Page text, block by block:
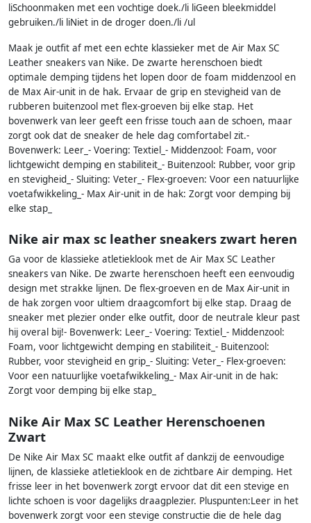
liSchoonmaken met een vochtige doek./li liGeen bleekmiddel
gebruiken./li liNiet in de droger doen./li /ul
Maak je outfit af met een echte klassieker met de Air Max SC
Leather sneakers van Nike. De zwarte herenschoen biedt
optimale demping tijdens het lopen door de foam middenzool en
de Max Air-unit in de hak. Ervaar de grip en stevigheid van de
rubberen buitenzool met flex-groeven bij elke stap. Het
bovenwerk van leer geeft een frisse touch aan de schoen, maar
zorgt ook dat de sneaker de hele dag comfortabel zit.-
Bovenwerk: Leer_- Voering: Textiel_- Middenzool: Foam, voor
lichtgewicht demping en stabiliteit_- Buitenzool: Rubber, voor grip
en stevigheid_- Sluiting: Veter_- Flex-groeven: Voor een natuurlijke
voetafwikkeling_- Max Air-unit in de hak: Zorgt voor demping bij
elke stap_
Nike air max sc leather sneakers zwart heren
Ga voor de klassieke atletieklook met de Air Max SC Leather
sneakers van Nike. De zwarte herenschoen heeft een eenvoudig
design met strakke lijnen. De flex-groeven en de Max Air-unit in
de hak zorgen voor ultiem draagcomfort bij elke stap. Draag de
sneaker met plezier onder elke outfit, door de neutrale kleur past
hij overal bij!- Bovenwerk: Leer_- Voering: Textiel_- Middenzool:
Foam, voor lichtgewicht demping en stabiliteit_- Buitenzool:
Rubber, voor stevigheid en grip_- Sluiting: Veter_- Flex-groeven:
Voor een natuurlijke voetafwikkeling_- Max Air-unit in de hak:
Zorgt voor demping bij elke stap_
Nike Air Max SC Leather Herenschoenen
Zwart
De Nike Air Max SC maakt elke outfit af dankzij de eenvoudige
lijnen, de klassieke atletieklook en de zichtbare Air demping. Het
frisse leer in het bovenwerk zorgt ervoor dat dit een stevige en
lichte schoen is voor dagelijks draagplezier. Pluspunten:Leer in het
bovenwerk zorgt voor een stevige constructie die de hele dag